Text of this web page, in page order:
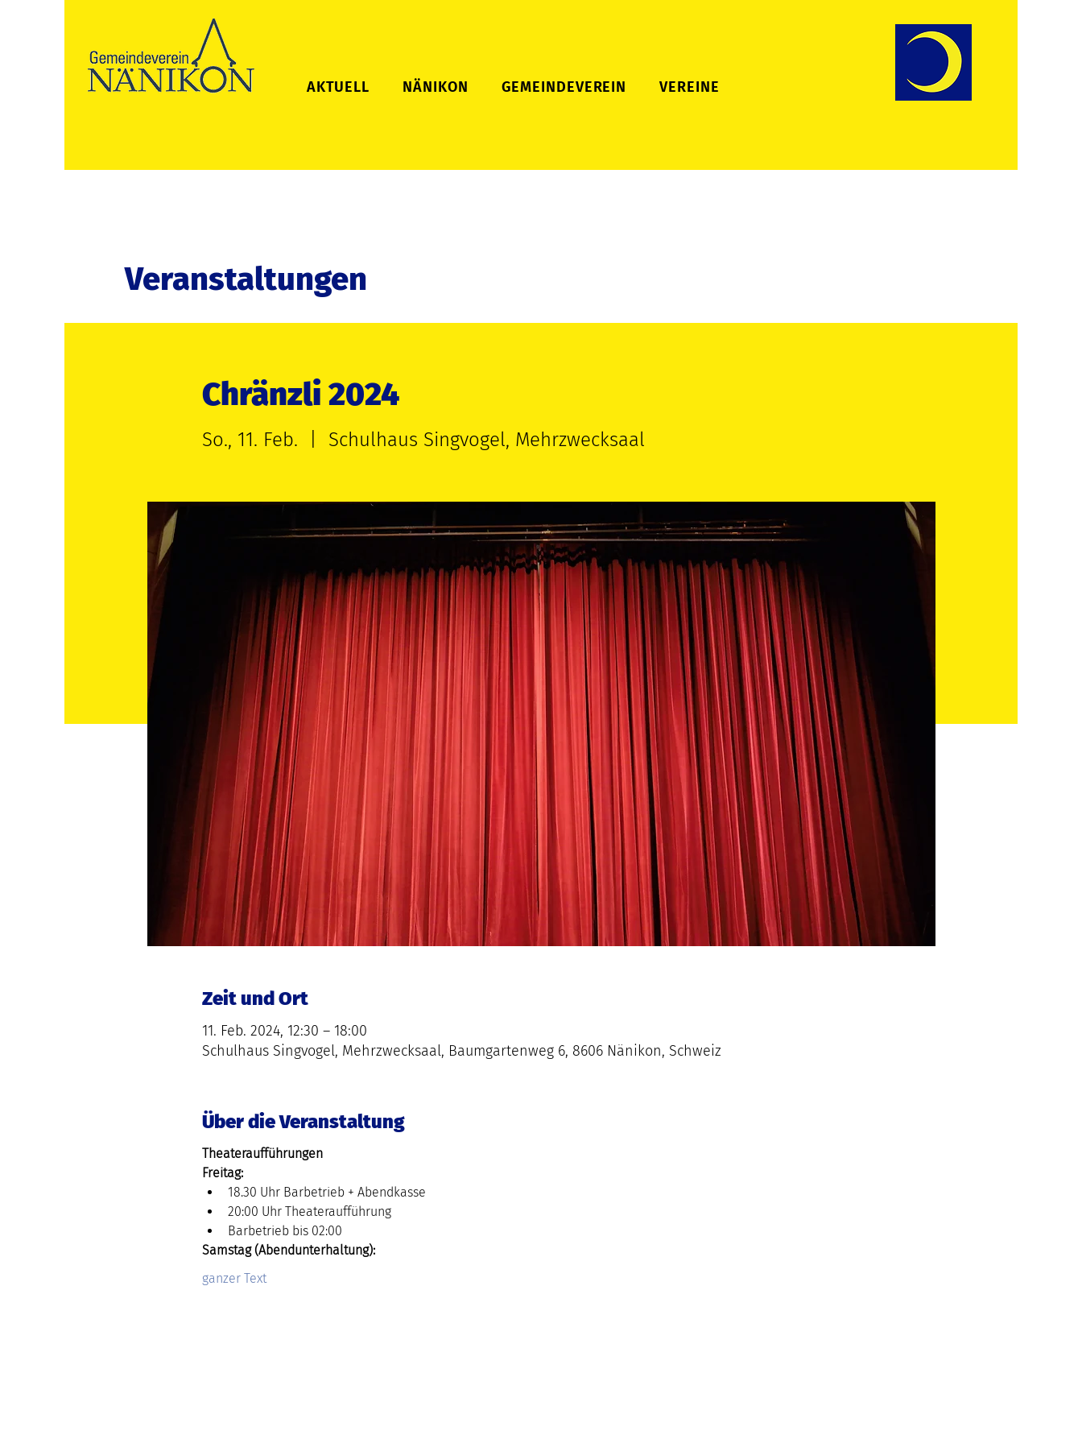
AKTUELL NÄNIKON GEMEINDEVEREIN VEREINE
Veranstaltungen
Chränzli 2024
So., 11. Feb. Schulhaus Singvogel, Mehrzwecksaal
Zeit und Ort
11. Feb. 2024, 12:30 – 18:00
Schulhaus Singvogel, Mehrzwecksaal, Baumgartenweg 6, 8606 Nänikon, Schweiz
Über die Veranstaltung
Theateraufführungen
Freitag:
18.30 Uhr Barbetrieb + Abendkasse
20:00 Uhr Theateraufführung
Barbetrieb bis 02:00
Samstag (Abendunterhaltung):
ganzer Text